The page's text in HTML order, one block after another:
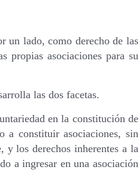
un lado, como derecho de las
propias asociaciones para su
las dos facetas.
en la constitución de
a constituir asociaciones, sin
y los derechos inherentes a la
a ingresar en una asociación